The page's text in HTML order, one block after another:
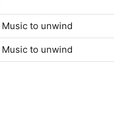
to unwind
to unwind